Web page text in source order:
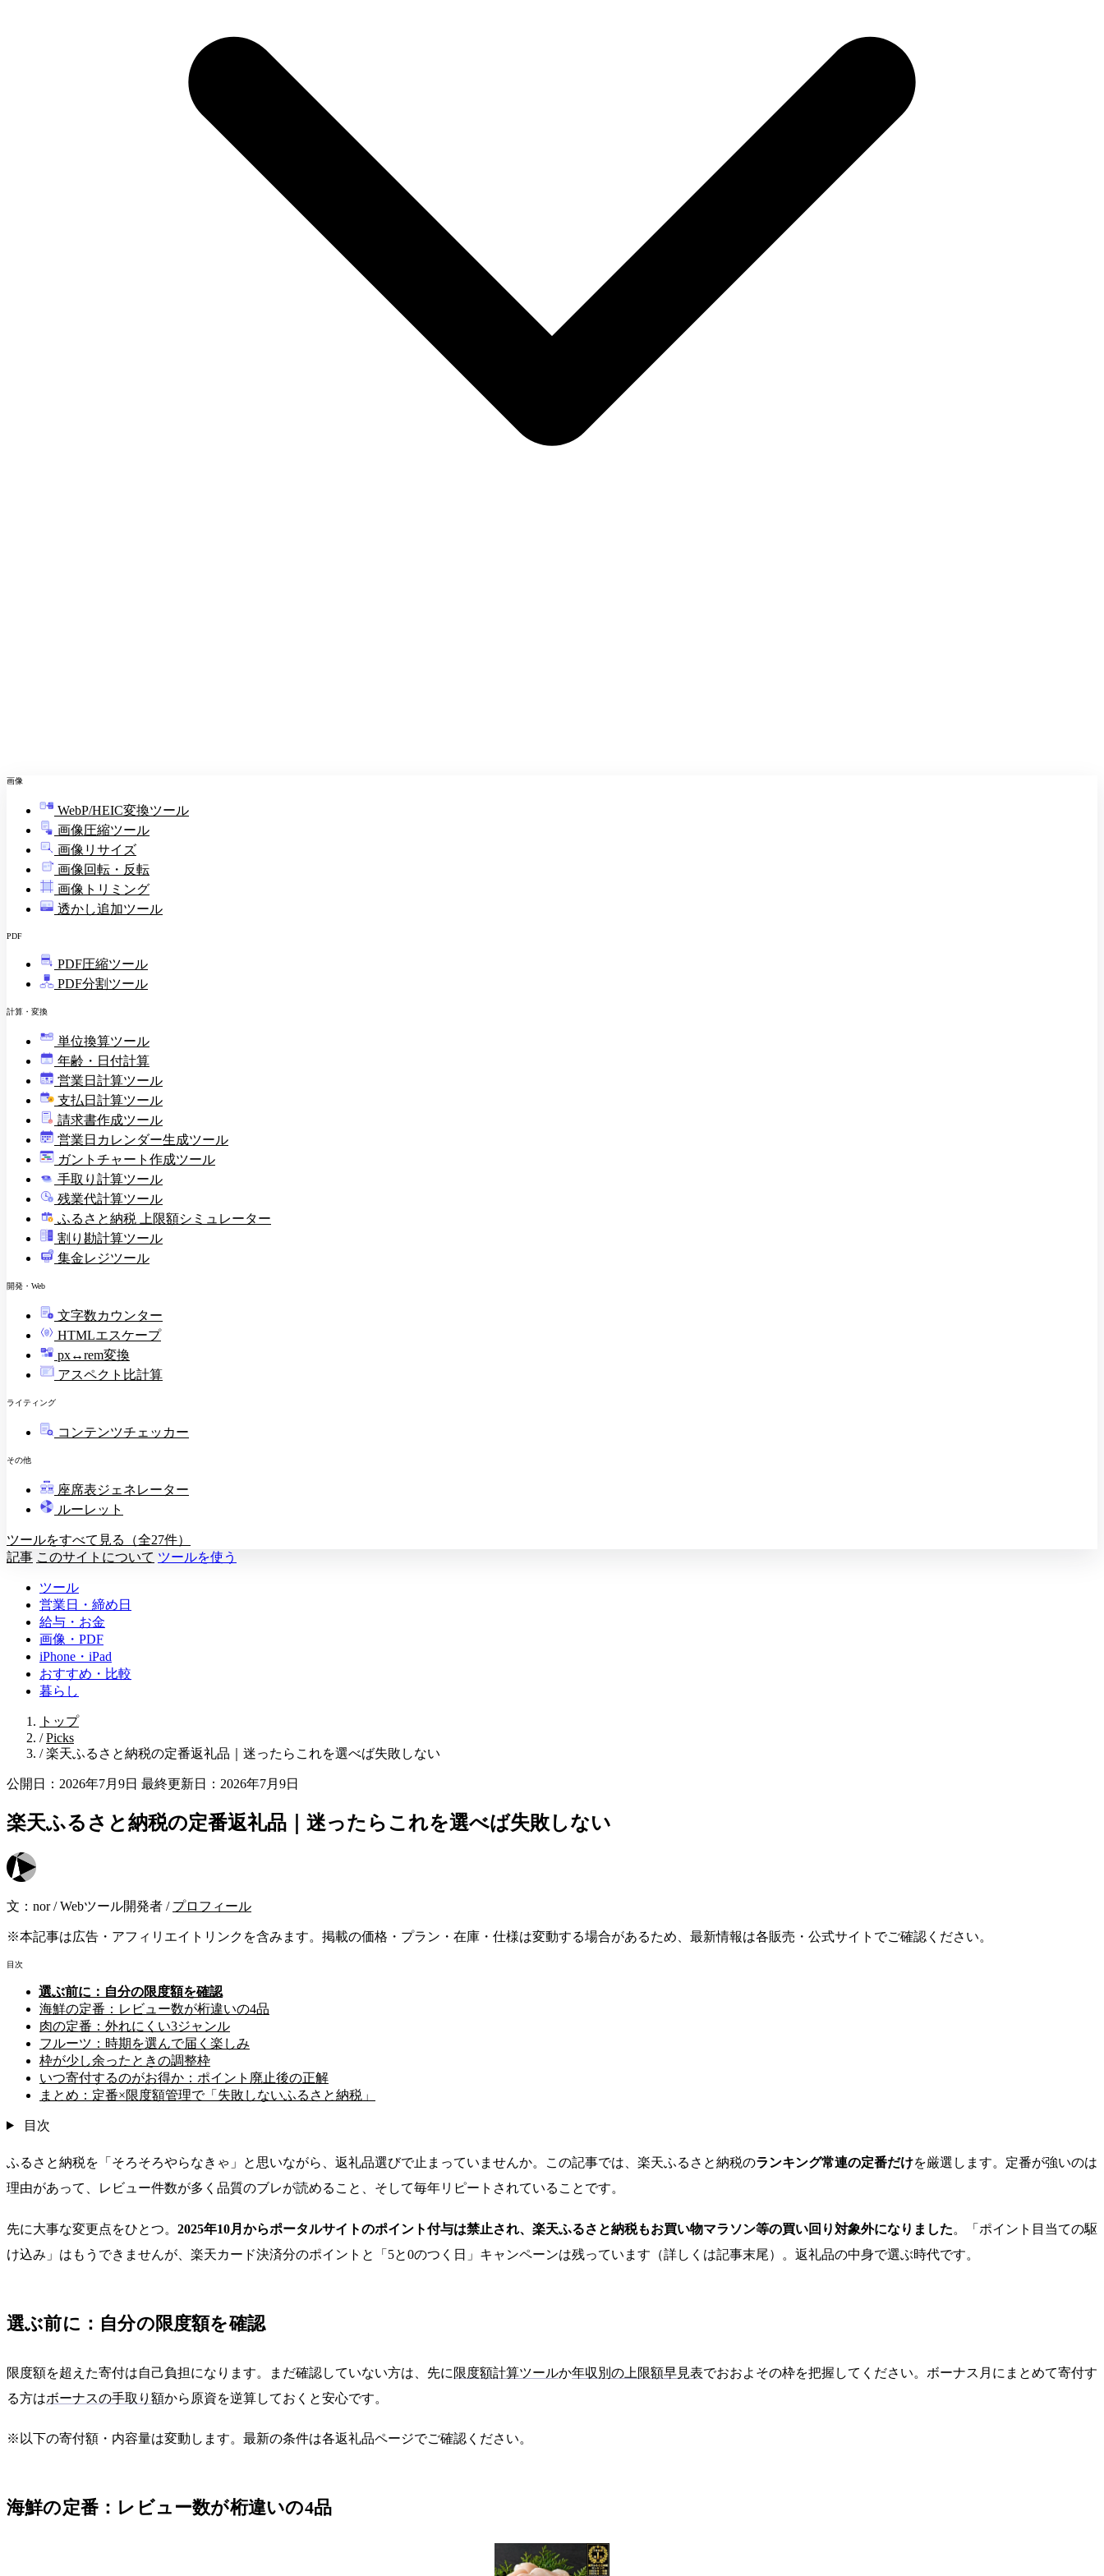
画像
WebP/HEIC変換ツール
画像圧縮ツール
画像リサイズ
画像回転・反転
画像トリミング
透かし追加ツール
PDF
PDF圧縮ツール
PDF分割ツール
計算・変換
単位換算ツール
年齢・日付計算
営業日計算ツール
¥ 支払日計算ツール
印
請求書作成ツール
営業日カレンダー生成ツール
ガントチャート作成ツール
手取り計算ツール
残業代計算ツール
ふるさと納税 上限額シミュレーター
割り勘計算ツール
集金レジツール
開発・Web
文字数カウンター
HTMLエスケープ
px↔rem変換
アスペクト比計算
ライティング
コンテンツチェッカー
その他
教壇
座席表ジェネレーター
ルーレット
ツールをすべて見る（全27件）
記事 このサイトについて ツールを使う
ツール
営業日・締め日
給与・お金
画像・PDF
iPhone・iPad
おすすめ・比較
暮らし
トップ
/ Picks
/ 楽天ふるさと納税の定番返礼品｜迷ったらこれを選べば失敗しない
公開日：2026年7月9日 最終更新日：2026年7月9日
楽天ふるさと納税の定番返礼品｜迷ったらこれを選べば失敗しない
文： nor /Webツール開発者 / プロフィール
※本記事は広告・アフィリエイトリンクを含みます。掲載の価格・プラン・在庫・仕様は変動する場合があるため、最新情報は各販売・公式サイトでご確認ください。
目次
選ぶ前に：自分の限度額を確認
海鮮の定番：レビュー数が桁違いの4品
肉の定番：外れにくい3ジャンル
フルーツ：時期を選んで届く楽しみ
枠が少し余ったときの調整枠
いつ寄付するのがお得か：ポイント廃止後の正解
まとめ：定番×限度額管理で「失敗しないふるさと納税」
目次
ふるさと納税を「そろそろやらなきゃ」と思いながら、返礼品選びで止まっていませんか。この記事では、楽天ふるさと納税のランキング常連の定番だけを厳選します。定番が強いのは
理由があって、レビュー件数が多く品質のブレが読めること、そして毎年リピートされていることです。
先に大事な変更点をひとつ。 2025年10月からポータルサイトのポイント付与は禁止され、楽天ふるさと納税もお買い物マラソン等の買い回り対象外になりました。「ポイント目当ての駆
け込み」はもうできませんが、楽天カード決済分のポイントと「5と0のつく日」キャンペーンは残っています（詳しくは記事末尾）。返礼品の中身で選ぶ時代です。
選ぶ前に：自分の限度額を確認
限度額を超えた寄付は自己負担になります。まだ確認していない方は、先に 限度額計算ツールか年収別の上限額早見表でおおよその枠を把握してください。ボーナス月にまとめて寄付す
る方はボーナスの手取り額から原資を逆算しておくと安心です。
※以下の寄付額・内容量は変動します。最新の条件は各返礼品ページでご確認ください。
海鮮の定番：レビュー数が桁違いの4品